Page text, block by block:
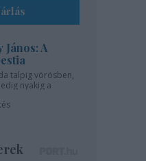
János: A
talpig vörösben,
nyakig a